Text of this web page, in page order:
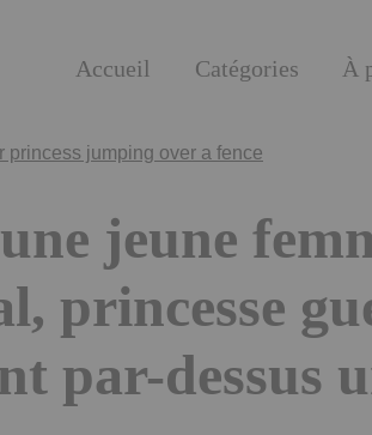
Accueil Catégories À
jeune
princesse
par-dessus